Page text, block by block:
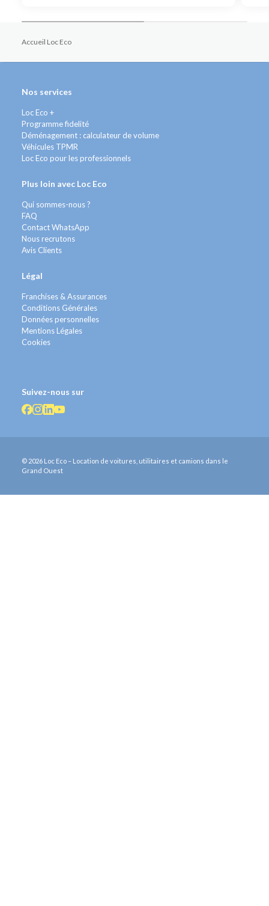
Accueil Loc Eco
Nos services
Loc Eco +
Programme fidelité
Déménagement : calculateur de volume
Véhicules TPMR
Loc Eco pour les professionnels
Plus loin avec Loc Eco
Qui sommes-nous ?
FAQ
Contact WhatsApp
Nous recrutons
Avis Clients
Légal
Franchises & Assurances
Conditions Générales
Données personnelles
Mentions Légales
Cookies
Suivez-nous sur
© 2026 Loc Eco – Location de voitures, utilitaires et camions dans le
Grand Ouest